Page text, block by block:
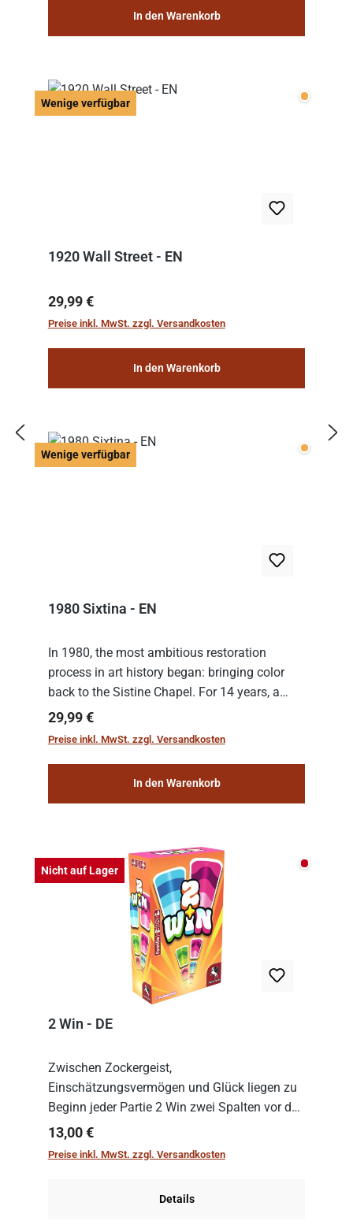
In den Warenkorb
Wenige verfügbar Wenige
1920 Wall Street - EN
Regulärer Preis:
29,99 €
Preise inkl. MwSt. zzgl. Versandkosten
In den Warenkorb
Wenige verfügbar Wenige
1980 Sixtina - EN
In 1980, the most ambitious restoration
process in art history began: bringing color
back to the Sistine Chapel. For 14 years, a
team of experts from the Vatican undertook
the meticulous job of cleaning and
Regulärer Preis:
29,99 €
Preise inkl. MwSt. zzgl. Versandkosten
In den Warenkorb
Nicht auf Lager Nicht
2 Win - DE
Zwischen Zockergeist,
Einschätzungsvermögen und Glück liegen zu
Beginn jeder Partie 2 Win zwei Spalten vor den
Spielenden aus, die es in die Höhe zu treiben
gilt. Doch das geht natürlich nur, solange man
Regulärer Preis:
13,00 €
Preise inkl. MwSt. zzgl. Versandkosten
Details